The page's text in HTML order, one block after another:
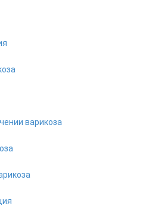
варикоза